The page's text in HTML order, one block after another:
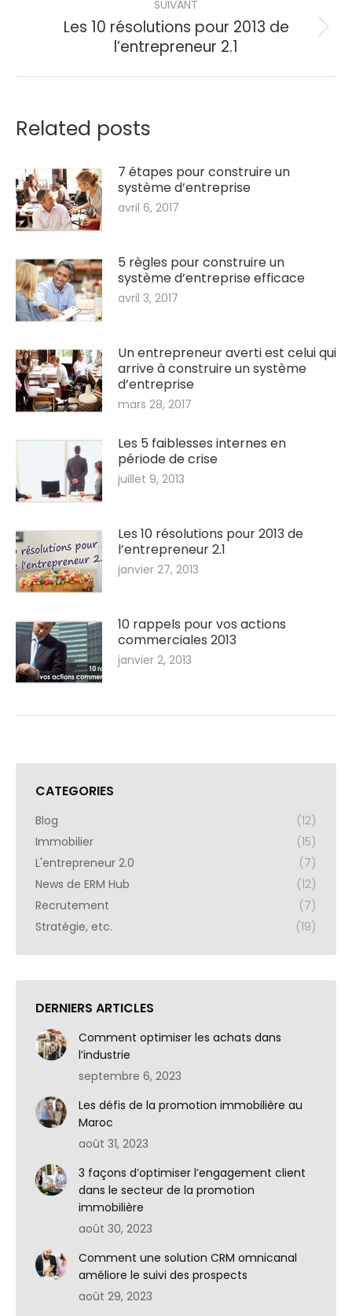
SUIVANT
Article
suivant
Les 10 résolutions pour 2013 de
l’entrepreneur 2.1
Related posts
7 étapes pour construire un
système d’entreprise
avril 6, 2017
5 règles pour construire un
système d’entreprise efficace
avril 3, 2017
Un entrepreneur averti est celui qui
arrive à construire un système
d’entreprise
mars 28, 2017
Les 5 faiblesses internes en
période de crise
juillet 9, 2013
Les 10 résolutions pour 2013 de
l’entrepreneur 2.1
janvier 27, 2013
10 rappels pour vos actions
commerciales 2013
janvier 2, 2013
CATEGORIES
Blog
(12)
Immobilier
(15)
L'entrepreneur 2.0
(7)
News de ERM Hub
(12)
Recrutement
(7)
Stratégie, etc.
(19)
DERNIERS ARTICLES
Comment optimiser les achats dans
l’industrie
septembre 6, 2023
Les défis de la promotion immobilière au
Maroc
août 31, 2023
3 façons d’optimiser l’engagement client
dans le secteur de la promotion
immobilière
août 30, 2023
Comment une solution CRM omnicanal
améliore le suivi des prospects
août 29, 2023